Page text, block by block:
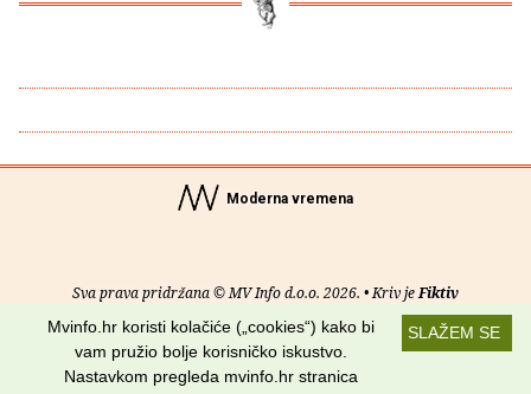
Moderna vremena
Sva prava pridržana © MV Info d.o.o. 2026. • Kriv jeFiktiv
Uvjeti korištenja RSS kanali
Potraži nas na:
SLAŽEM SE
Mvinfo.hr koristi kolačiće („cookies“) kako bi
vam pružio bolje korisničko iskustvo.
Nastavkom pregleda mvinfo.hr stranica